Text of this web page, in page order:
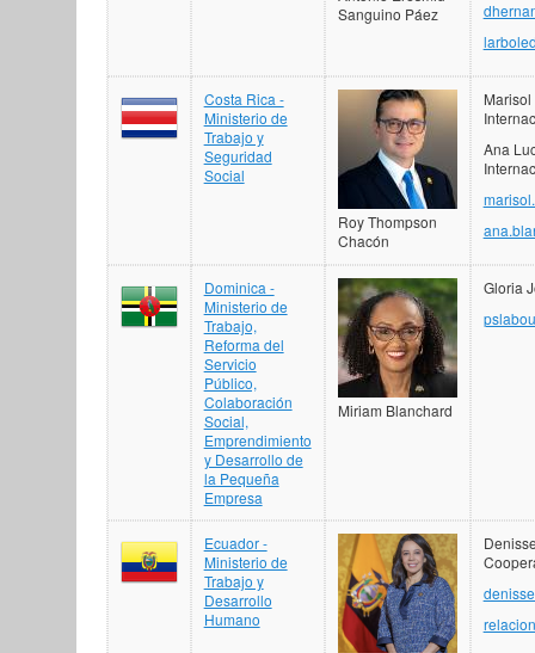
Sanguino Páez
Costa Rica -
Ministerio de
Trabajo y
Seguridad
Social
Roy Thompson
Chacón
Ana
Dominica -
Ministerio de
Trabajo,
Reforma del
Servicio
Público,
Colaboración
Social,
Emprendimiento
y Desarrollo de
la Pequeña
Empresa
Miriam Blanchard
Gloria
Ecuador -
Ministerio de
Trabajo y
Desarrollo
Humano